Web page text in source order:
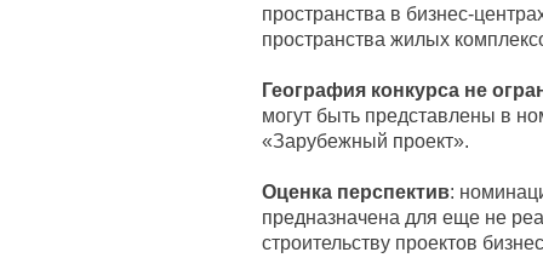
пространства в бизнес-
пространства жилых
География конкурса не
могут быть представлены в
«Зарубежный проект».
Оценка перспектив:
предназначена для еще не
строительству проектов